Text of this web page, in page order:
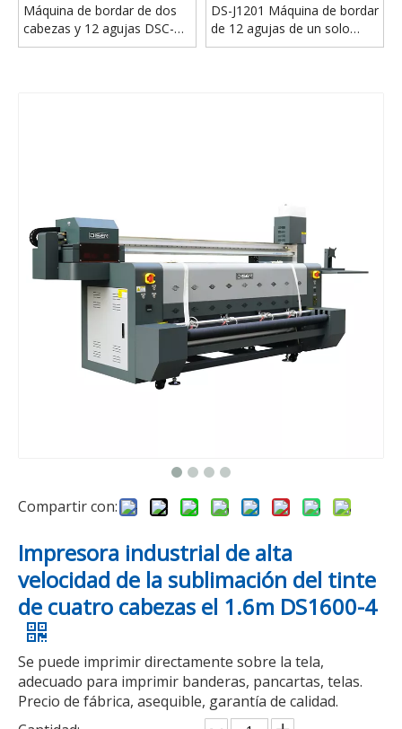
Máquina de bordar de dos
cabezas y 12 agujas DSC-
J1202
DS-J1201 Máquina de bordar
de 12 agujas de un solo
cabezal a la venta
Compartir con:
Impresora industrial de alta
velocidad de la sublimación del tinte
de cuatro cabezas el 1.6m DS1600-4
Se puede imprimir directamente sobre la tela,
adecuado para imprimir banderas, pancartas, telas.
Precio de fábrica, asequible, garantía de calidad.